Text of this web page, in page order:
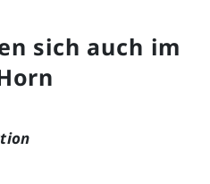
sich auch im